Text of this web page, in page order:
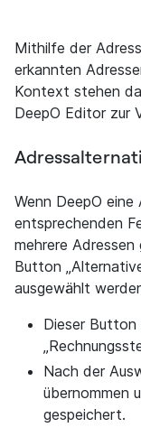
Mithilfe der
erkannten
Kontext stehen
DeepO Editor zur
Wenn DeepO
entsprechenden
mehrere
Button
ausgewählt
Dieser
Nach der
übernommen
gespeichert.